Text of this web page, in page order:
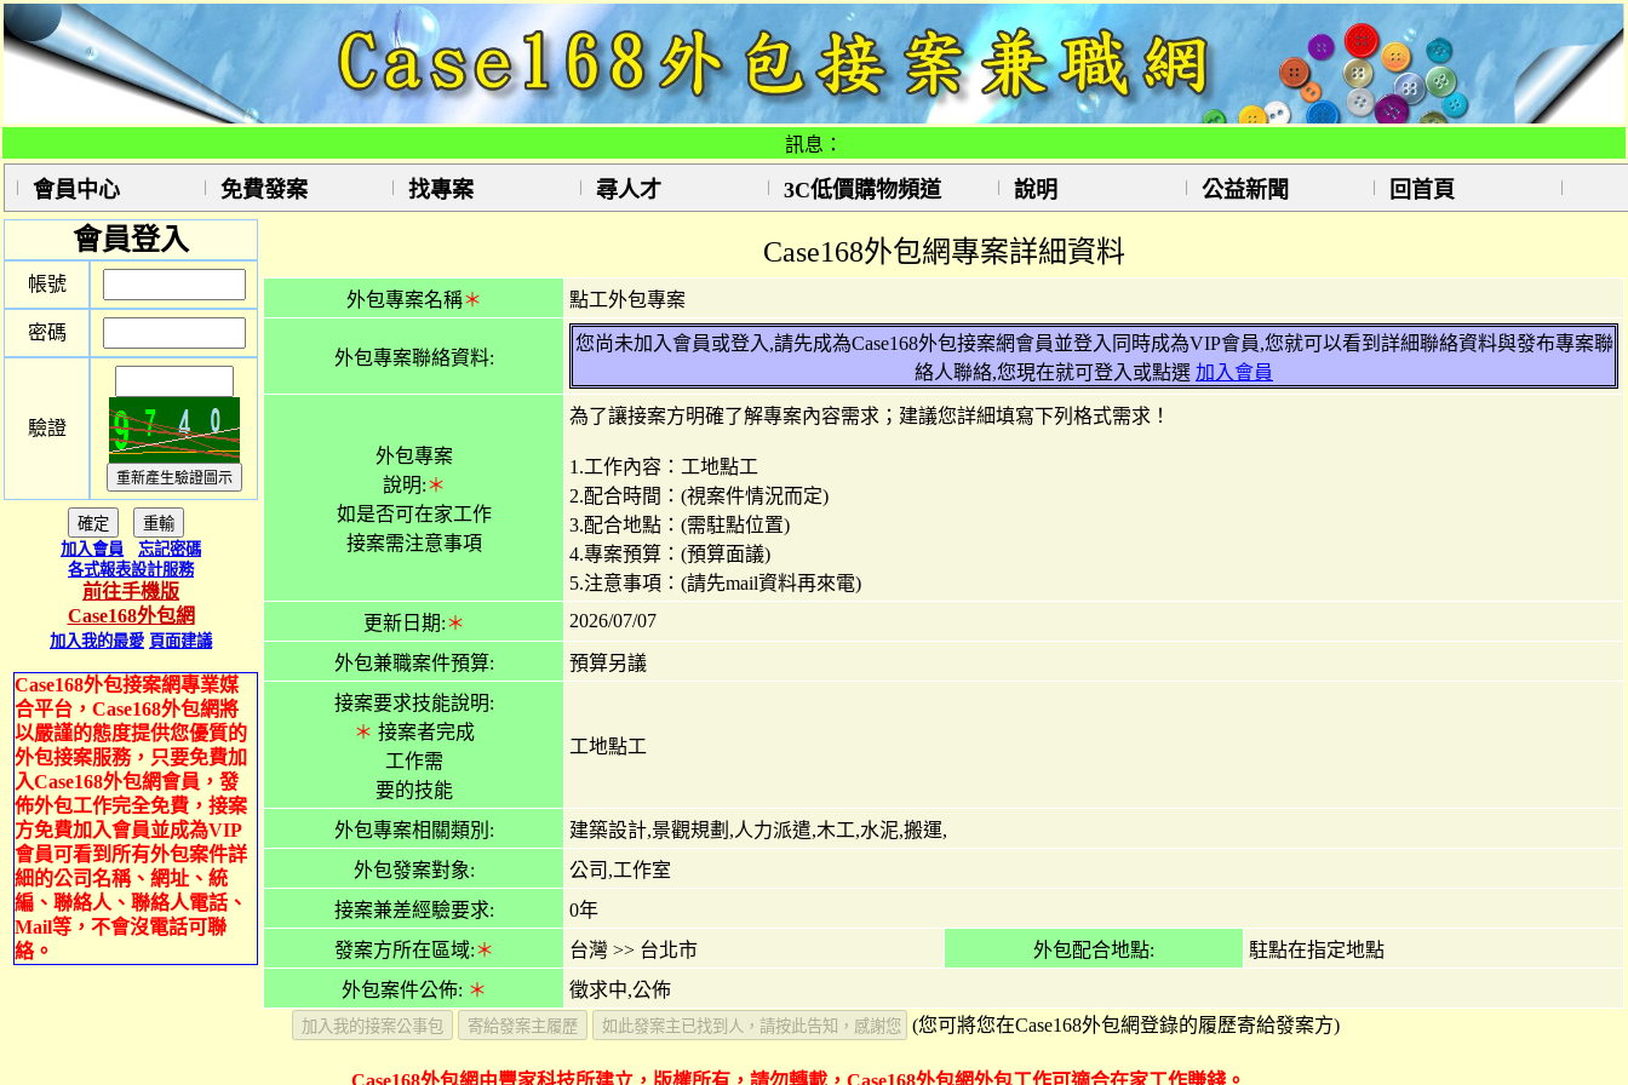
訊息：
會員中心 免費發案 找專案 尋人才 3C低價購物頻道 說明 公益新聞 回首頁
會員登入
帳號
密碼
驗證
加入會員
忘記密碼
各式報表設計服務
前往手機版
Case168外包網
加入我的最愛 頁面建議
Case168外包接案網專業媒
合平台，Case168外包網將
以嚴謹的態度提供您優質的
外包接案服務，只要免費加
入Case168外包網會員，發
佈外包工作完全免費，接案
方免費加入會員並成為VIP
會員可看到所有外包案件詳
細的公司名稱、網址、統
編、聯絡人、聯絡人電話、
Mail等，不會沒電話可聯
絡。
Case168外包網專案詳細資料
外包專案名稱＊ 點工外包專案
外包專案聯絡資料:
您尚未加入會員或登入,請先成為Case168外包接案網會員並登入同時成為VIP會員,您就可以看到詳細聯絡資料與發布專案聯
絡人聯絡,您現在就可登入或點選 加入會員
外包專案
說明:＊
如是否可在家工作
接案需注意事項
為了讓接案方明確了解專案內容需求；建議您詳細填寫下列格式需求！
1.工作內容：工地點工
2.配合時間：(視案件情況而定)
3.配合地點：(需駐點位置)
4.專案預算：(預算面議)
5.注意事項：(請先mail資料再來電)
更新日期:＊ 2026/07/07
外包兼職案件預算:
預算另議
接案要求技能說明:
＊ 接案者完成
工作需
要的技能
工地點工
外包專案相關類別:
建築設計,景觀規劃,人力派遣,木工,水泥,搬運,
外包發案對象:
公司,工作室
接案兼差經驗要求:
0年
發案方所在區域:＊ 台灣 >> 台北市 外包配合地點:
駐點在指定地點
外包案件公佈: ＊
徵求中,公佈
(您可將您在Case168外包網登錄的履歷寄給發案方)
Case168外包網由豐家科技所建立，版權所有，請勿轉載，Case168外包網外包工作可適合在家工作賺錢。